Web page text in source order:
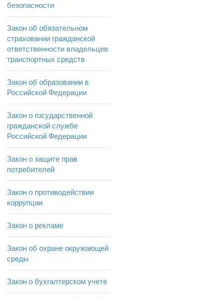
безопасности
Закон об обязательном
страховании гражданской
ответственности владельцев
транспортных средств
Закон об образовании в
Российской Федерации
Закон о государственной
гражданской службе
Российской Федерации
Закон о защите прав
потребителей
Закон о противодействии
коррупции
Закон о рекламе
Закон об охране окружающей
среды
Закон о бухгалтерском учете